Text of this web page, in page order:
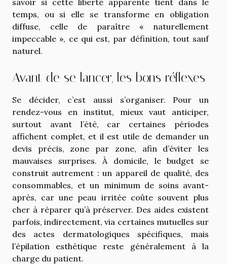
savoir si cette liberté apparente tient dans le
temps, ou si elle se transforme en obligation
diffuse, celle de paraître « naturellement
impeccable », ce qui est, par définition, tout sauf
naturel.
Avant de se lancer, les bons réflexes
Se décider, c’est aussi s’organiser. Pour un
rendez-vous en institut, mieux vaut anticiper,
surtout avant l’été, car certaines périodes
affichent complet, et il est utile de demander un
devis précis, zone par zone, afin d’éviter les
mauvaises surprises. À domicile, le budget se
construit autrement : un appareil de qualité, des
consommables, et un minimum de soins avant-
après, car une peau irritée coûte souvent plus
cher à réparer qu’à préserver. Des aides existent
parfois, indirectement, via certaines mutuelles sur
des actes dermatologiques spécifiques, mais
l’épilation esthétique reste généralement à la
charge du patient.